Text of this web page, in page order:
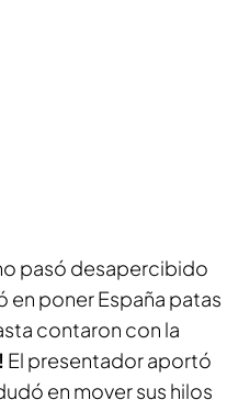
pasó desapercibido
en poner España patas
contaron con la
El presentador aportó
en mover sus hilos